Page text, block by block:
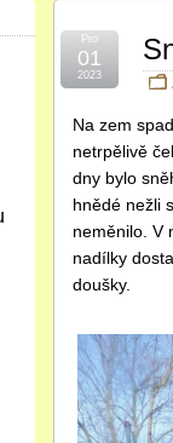
Pro
01
2023
Na zem
netrpělivě
dny bylo
hnědé nežli
neměnilo. V
nadílky
doušky.